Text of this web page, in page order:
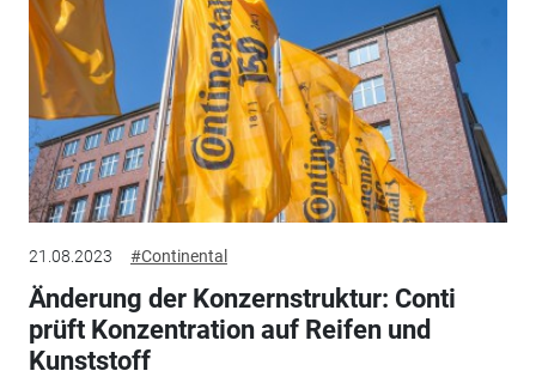
21.08.2023 #Continental
Änderung der Konzernstruktur: Conti
prüft Konzentration auf Reifen und
Kunststoff